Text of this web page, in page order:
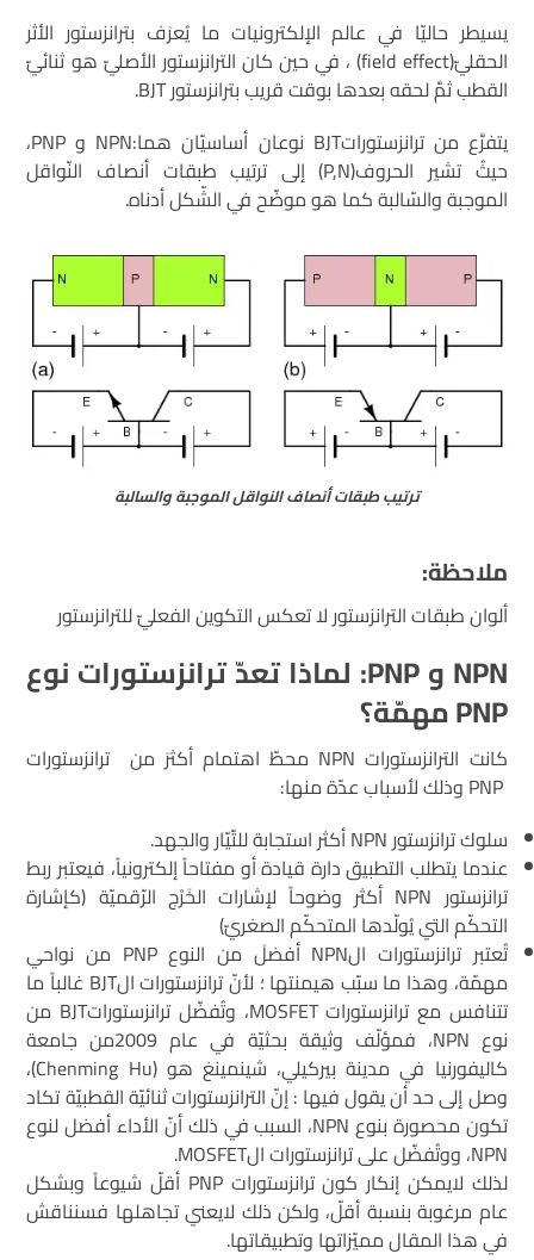
يسيطر حاليّا في عالم الإلكترونيات ما يُعرَف بترانزستور الأثر
الحقليّ(field effect) ، في حين كان الترانزستور الأصليّ هو ثنائيّ
القطب ثمَّ لحقه بعدها بوقت قريب بترانزستور BJT.
يتفرَّع من ترانزستوراتBJT نوعان أساسيّان هما:NPN و PNP،
حيثُ تشير الحروف(P,N) إلى ترتيب طبقات أنصاف النّواقل
الموجبة والسّالبة كما هو موضّح في الشّكل أدناه.
ترتيب طبقات أنصاف النواقل الموجبة والسالبة
ملاحظة:
ألوان طبقات الترانزستور لا تعكس التكوين الفعليّ للترانزستور
NPN وPNP : لماذا تعدّ ترانزستورات نوع
PNPمهمّة؟
كانت الترانزستورات NPN محطّ اهتمام أكثرَ من ترانزستورات
PNP وذلك لأسباب عدّة منها:
سلوك ترانزستور NPN أكثر استجابة للتّيّار والجهد.
عندما يتطلب التطبيق دارة قيادة أو مفتاحاً إلكترونياً، فيعتبر ربط
ترانزستور NPN أكثر وضوحاً لإشارات الخَرْج الرّقميّة (كإشارة
التحكّم التي يُولّدها المتحكّم الصغريّ)
تُعتبر ترانزستورات الNPN أفضلَ من النوع PNP من نواحي
مهمّة، وهذا ما سبّب هيمنتها ؛ لأنّ ترانزستورات الBJT غالباً ما
تتنافس مع ترانزستورات MOSFET، وتُفضّل ترانزستوراتBJT من
نوع NPN، فمؤلّف وثيقة بحثيّة في عام 2009من جامعة
كاليفورنيا في مدينة بيركيلي، شينمينغ هو (Chenming Hu)،
وصل إلى حد أن يقول فيها : إنّ الترانزستورات ثنائيّة القطبيّة تكاد
تكون محصورة بنوع NPN، السبب في ذلك أنّ الأداء أفضل لنوع
NPN، ووتُفضّل على ترانزستورات الMOSFET.
لذلك لايمكن إنكار كون ترانزستورات PNP أقلّ شيوعاً وبشكل
عام مرغوبة بنسبة أقلّ، ولكن ذلك لايعني تجاهلها فسنناقش
في هذا المقال مميّزاتها وتطبيقاتها.